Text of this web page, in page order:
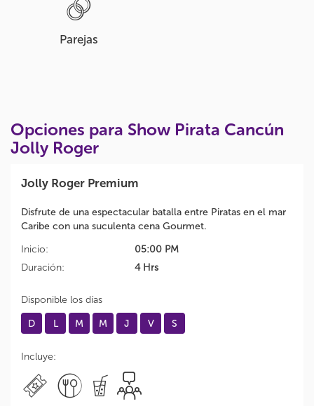
Parejas
Opciones para Show Pirata Cancún
Jolly Roger
Jolly Roger Premium
Disfrute de una espectacular batalla entre Piratas en el mar
Caribe con una suculenta cena Gourmet.
Inicio:
Duración:
05:00 PM
4 Hrs
Disponible los días
D
L M M J V S
Incluye: